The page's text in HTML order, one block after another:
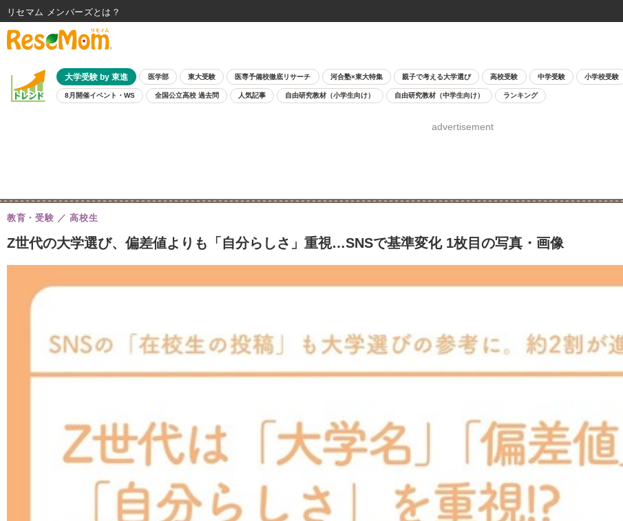
大学受験 by 東進 医学部 東大受験 医専予備校徹底リサーチ 河合塾×東大特集 親子で考える大学選び 高校受験 中学受験 小学校受験
8月開催イベント・WS 全国公立高校 過去問 人気記事 自由研究教材（小学生向け） 自由研究教材（中学生向け） ランキング
advertisement
Z世代の大学選び、偏差値よりも「自分らしさ」重視…SNSで基準変化 1枚目の写真・画像
教育・受験 高校生
リセマム メンバーズ